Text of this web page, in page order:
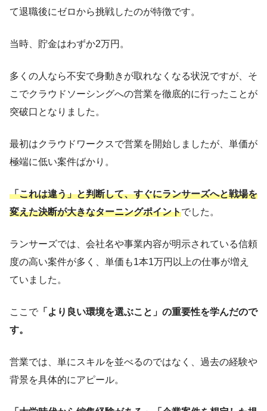
て退職後にゼロから挑戦したのが特徴です。
当時、貯金はわずか2万円。
多くの人なら不安で身動きが取れなくなる状況ですが、そ
こでクラウドソーシングへの営業を徹底的に行ったことが
突破口となりました。
最初はクラウドワークスで営業を開始しましたが、単価が
極端に低い案件ばかり。
「これは違う」と判断して、すぐにランサーズへと戦場を
変えた決断が大きなターニングポイントでした。
ランサーズでは、会社名や事業内容が明示されている信頼
度の高い案件が多く、単価も1本1万円以上の仕事が増え
ていました。
ここで 「より良い環境を選ぶこと」の重要性を学んだので
す。
営業では、単にスキルを並べるのではなく、過去の経験や
背景を具体的にアピール。